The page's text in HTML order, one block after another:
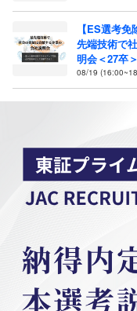
【ES選考
先端技術で
明会＜27卒＞
08/19